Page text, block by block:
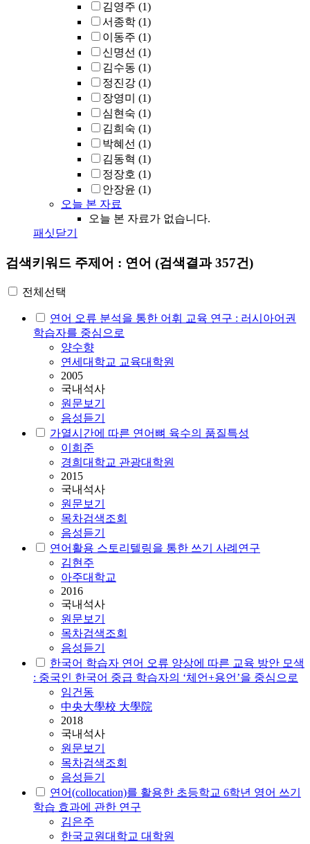
김영주 (1)
서종학 (1)
이동주 (1)
신명선 (1)
김수동 (1)
정진강 (1)
장영미
(1)
심현숙 (1)
김희숙 (1)
박혜선 (1)
김동혁 (1)
정장호 (1)
안장윤 (1)
오늘 본 자료
오늘 본 자료가 없습니다.
패싯닫기
검색키워드 주제어 : 연어 (검색결과 357건)
전체선택
연어 오류 분석을 통한 어휘 교육 연구 : 러시아어권
학습자를 중심으로
양수향
연세대학교 교육대학원
2005
국내석사
원문보기
음성듣기
가열시간에 따른 연어 뼈 육수의 품질특성
이희준
경희대학교 관광대학원
2015
국내석사
원문보기
목차검색조회
음성듣기
연어 활용 스토리텔링을 통한 쓰기 사례연구
김현주
아주대학교
2016
국내석사
원문보기
목차검색조회
음성듣기
한국어 학습자 연어 오류 양상에 따른 교육 방안 모색
: 중국인 한국어 중급 학습자의 ‘체언+용언’을 중심으로
임건동
中央大學校 大學院
2018
국내석사
원문보기
목차검색조회
음성듣기
연어(collocation)를 활용한 초등학교 6학년 영어 쓰기
학습 효과에 관한 연구
김은주
한국교원대학교 대학원